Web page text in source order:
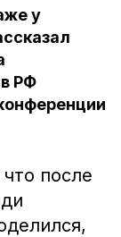
у
РФ
после